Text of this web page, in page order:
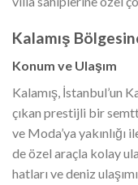
Kalamış
Konum ve Ulaşım
Kalamış, İstanbul’un
çıkan prestijli bir
ve Moda’ya yakınlığı
de özel araçla kolay
hatları ve deniz